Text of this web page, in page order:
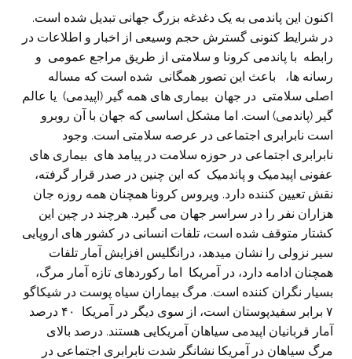
اکنون این پاندمی به یک دغدغه بزرگ جهانی تبدیل شده است.
در شرایط کنونی گسترش حجم وسیعی از اخبار و اطلاعات در
رابطه با پاندمی کرونا و سلامتی از طریق مراجع عمومی و
رسانه ها، باعث این تصور همگانی شده است که مساله
اصلی سلامتی در جهان بیماری های همه گیر (اپیدمی) یا عالم
گیر (پاندمی) است. اما مشکل اساسی که جهان با آن روبرو
است نابرابری اجتماعی در عرصه سلامتی است. وجود
نابرابری اجتماعی در حوزه سلامت در پیامد های بیماری های
عفونی اپیدمیک و پاندمیک که این چنین در صدر قرار گرفته،
نقش تعیین کننده دارد. ویروس کرونا همچنان همه روزه جان
هزاران نفر را در سراسر جهان می گیرد. هرچند در چین این
کشتار متوقف شده است، تلفات انسانی در کشور های اروپایی
سیر نزولی را نشان میدهد، درانگلیس افزایش آمار تلفات
همچنان ادامه دارد، در آمریکا اما رکوردهای تازه آمار مرگ،
بسیار نگران کننده است. مرگ بیماران سیاه پوست در شیکاگو
۷ برابر سفیدپوستان است، از سوی دیگر در آمریکا ۴۰ درصد
آمار قربانیان اپیدمی سیاهان آمریکایی هستند. درصد بالای
مرگ سیاهان در آمریکا نشانگر شدت نابرابری اجتماعی در